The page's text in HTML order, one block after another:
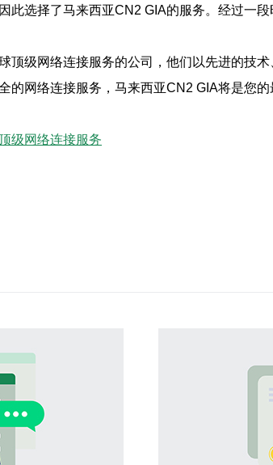
此选择了马来西亚CN2 GIA的服务。经过一
顶级网络连接服务的公司，他们以先进的技
的网络连接服务，马来西亚CN2 GIA将是您的
级网络连接服务